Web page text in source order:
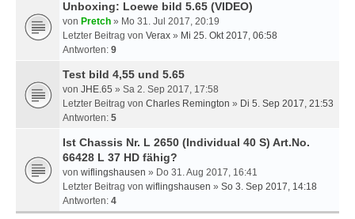
Unboxing: Loewe bild 5.65 (VIDEO)
von Pretch » Mo 31. Jul 2017, 20:19
Letzter Beitrag von Verax » Mi 25. Okt 2017, 06:58
Antworten: 9
Test bild 4,55 und 5.65
von JHE.65 » Sa 2. Sep 2017, 17:58
Letzter Beitrag von Charles Remington » Di 5. Sep 2017, 21:53
Antworten: 5
Ist Chassis Nr. L 2650 (Individual 40 S) Art.No.
66428 L 37 HD fähig?
von wiflingshausen » Do 31. Aug 2017, 16:41
Letzter Beitrag von wiflingshausen » So 3. Sep 2017, 14:18
Antworten: 4